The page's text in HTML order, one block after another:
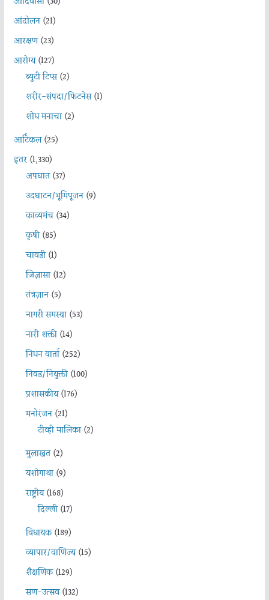
आंदोलन(21)
आरक्षण(23)
आरोग्य(127)
ब्युटी टिप्स(2)
शरीर-संपदा/फिटनेस(1)
शोध मनाचा(2)
आर्टिकल(25)
इतर(1,330)
अपघात(37)
उदघाटन/भूमिपूजन(9)
काव्यमंच(34)
कृषी(85)
चावडी(1)
जिज्ञासा(12)
तंत्रज्ञान(5)
नागरी समस्या(53)
नारी शक्ती(14)
निधन वार्ता(252)
निवड/नियुक्ती(100)
प्रशासकीय(176)
मनोरंजन(21)
टीव्ही मालिका(2)
मुलाखत(2)
यशोगाथा(9)
राष्ट्रीय(168)
दिल्ली(17)
विधायक(189)
व्यापार/वाणिज्य(15)
शैक्षणिक(129)
सण-उत्सव(132)